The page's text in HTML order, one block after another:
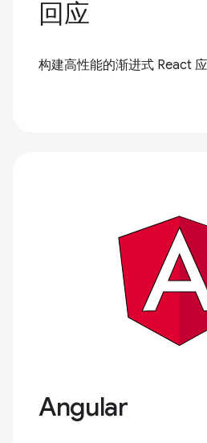
回应
构建高性能的渐进式 React 应
Angular